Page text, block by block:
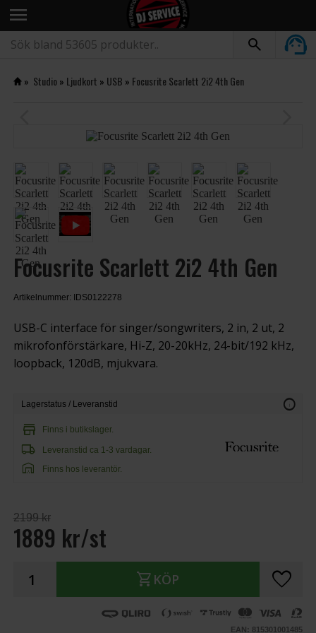
menu
» Studio» Ljudkort » USB » Focusrite Scarlett 2i2 4th Gen
Focusrite Scarlett 2i2 4th Gen
Artikelnummer: IDS0122278
USB-C interface för singer/songwriters, 2 in, 2 ut, 2
mikrofonförstärkare, Hi-Z, 20-20kHz, 24-bit/192 kHz,
loopback, 120dB, mjukvara.
Lagerstatus / Leveranstid info
store Finns i butikslager.
local_shipping Leveranstid ca 1-3 vardagar.
warehouse Finns hos leverantör.
2199 kr
1889 kr/st
shopping_cart KÖP favorite
EAN: 815301001485